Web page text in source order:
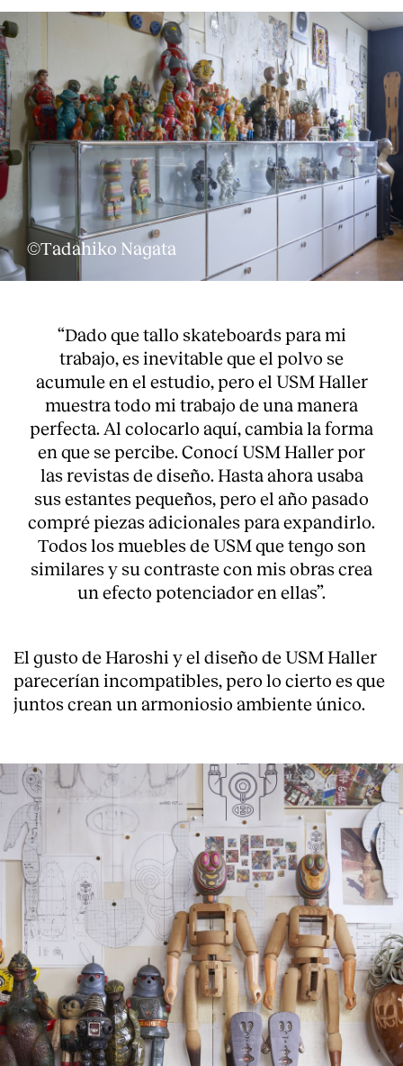
©Tadahiko Nagata
“Dado que tallo skateboards para mi
trabajo, es inevitable que el polvo se
acumule en el estudio, pero el USM Haller
muestra todo mi trabajo de una manera
perfecta. Al colocarlo aquí, cambia la forma
en que se percibe. Conocí USM Haller por
las revistas de diseño. Hasta ahora usaba
sus estantes pequeños, pero el año pasado
compré piezas adicionales para expandirlo.
Todos los muebles de USM que tengo son
similares y su contraste con mis obras crea
un efecto potenciador en ellas”.
El gusto de Haroshi y el diseño de USM Haller
parecerían incompatibles, pero lo cierto es que
juntos crean un armoniosio ambiente único.